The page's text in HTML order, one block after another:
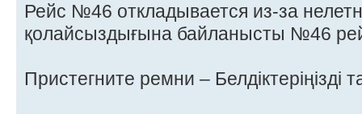
Рейс №46 откладывается из-за
қолайсыздығына байланысты №46
Пристегните ремни – Белдіктеріңізді